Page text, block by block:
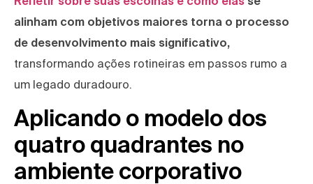
alinham com objetivos maiores torna o processo
de desenvolvimento mais significativo,
transformando ações rotineiras em passos rumo a
um legado duradouro.
Aplicando o modelo dos
quatro quadrantes no
ambiente corporativo